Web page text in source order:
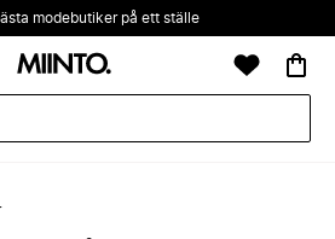
modebutiker på ett ställe